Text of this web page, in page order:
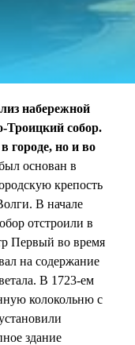
набережной
Троицкий собор.
городе, но и во
основан в
крепость
В начале
отстроили в
Первый во время
на содержание
В 1723-ем
колокольню с
здание